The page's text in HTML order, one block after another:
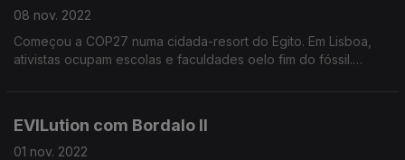
08 nov. 2022
Começou a COP27 numa cidada-resort do Egito. Em Lisboa,
ativistas ocupam escolas e faculdades oelo fim do fóssil.
EVILution com Bordalo II
01 nov. 2022